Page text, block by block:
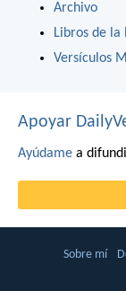
Archivo
Libros de la
Versículos
Apoyar
Ayúdame a
Sobre mí